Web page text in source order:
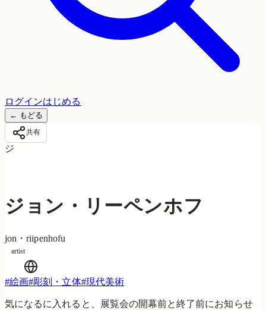
ログインはじめる
← もどる
共有
ジ
ジョン・リーペンホフ
jon・riipenhofu
artist
#絵画#彫刻・立体#現代美術
気になるに入れると、展覧会の開幕前と終了前にお知らせ